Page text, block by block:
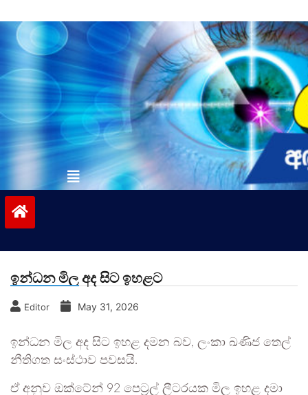
to
contentvinivida.lk
ඉන්ධන මිල අද සිට ඉහළට
Editor May 31, 2026
ඉන්ධන මිල අද සිට ඉහළ දමන බව, ලංකා ඛණිජ තෙල්
නීතිගත සංස්ථාව පවසයි.
ඒ අනුව ඔක්ටේන් 92 පෙට්‍රල් ලීටරයක මිල ඉහළ දමා